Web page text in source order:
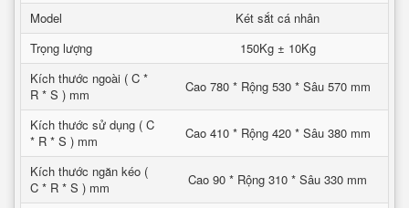
Model
Két sắt cá nhân
Trọng lượng
150Kg ± 10Kg
Kích thước ngoài ( C *
R * S ) mm
Cao 780 * Rộng 530 * Sâu 570 mm
Kích thước sử dụng ( C
* R * S ) mm
Cao 410 * Rộng 420 * Sâu 380 mm
Kích thước ngăn kéo (
C * R * S ) mm
Cao 90 * Rộng 310 * Sâu 330 mm